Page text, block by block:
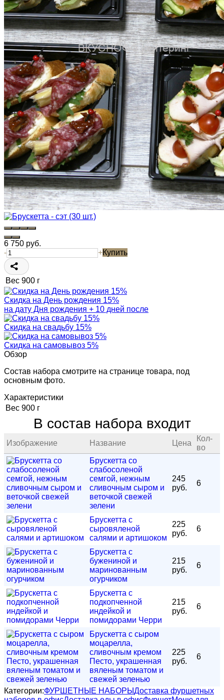
6 750 руб.
-
+Купить
Вес 900 г
Скидка на День рождения 15%
на дату Дня рождения + 10 дней после
Скидка на свадьбу 15%
Скидка на самовывоз 5%
Обзор
Состав набора смотрите на странице товара, под
основным фото.
Характеристики
Вес 900 г
В состав набора входит
Изображение Название Цена
Кол-
во
Брускетта со
слабосоленой
семгой, нежным
сливочным сыром и
веточкой свежей
зелени
245
руб.
6
Брускетта с
сыровяленой
салями и артишоком
225
руб.
6
Брускетта с
бужениной и
маринованным
огурчиком
215
руб.
6
Брускетта с
подкопченной
индейкой и
помидорами Черри
215
руб.
6
Брускетта с сыром
моцарелла,
сливочным кремом
Песто, украшенная
вяленым томатом и
свежей зеленью
225
руб.
6
Категории:ФУРШЕТНЫЕ НАБОРЫ Доставка фуршетных